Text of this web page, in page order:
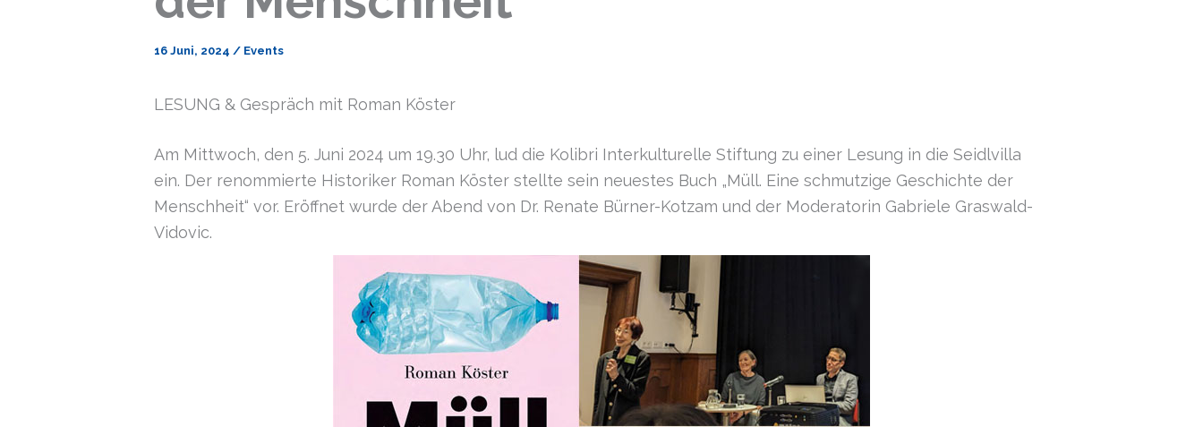
16 Juni, 2024 / Events
LESUNG & Gespräch mit Roman Köster
Am Mittwoch, den 5. Juni 2024 um 19.30 Uhr, lud die Kolibri Interkulturelle Stiftung zu einer Lesung in die Seidlvilla
ein. Der renommierte Historiker Roman Köster stellte sein neuestes Buch „Müll. Eine schmutzige Geschichte der
Menschheit“ vor. Eröffnet wurde der Abend von Dr. Renate Bürner-Kotzam und der Moderatorin Gabriele Graswald-
Vidovic.